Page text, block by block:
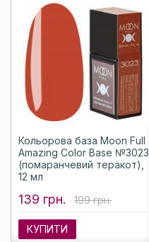
Кольорова база Moon Full
Amazing Color Base №3023
(помаранчевий теракот),
12 мл
139 грн. 199 грн.
КУПИТИ